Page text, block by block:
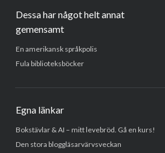
Dessa har något helt annat
gemensamt
En amerikansk språkpolis
Fula biblioteksböcker
Egna länkar
Bokstävlar & AI – mitt levebröd. Gå en kurs!
Den stora bloggläsarvärvsveckan